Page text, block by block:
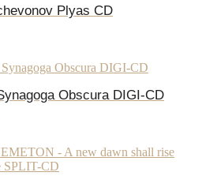
Plyas CD
Obscura DIGI-CD